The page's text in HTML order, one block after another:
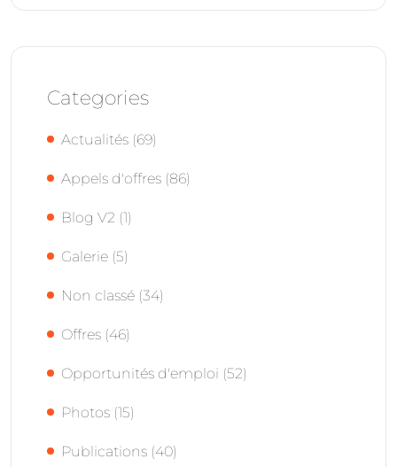
Categories
Actualités (69)
Appels d'offres (86)
Blog V2 (1)
Galerie (5)
Non classé (34)
Offres (46)
Opportunités d'emploi (52)
Photos (15)
Publications (40)